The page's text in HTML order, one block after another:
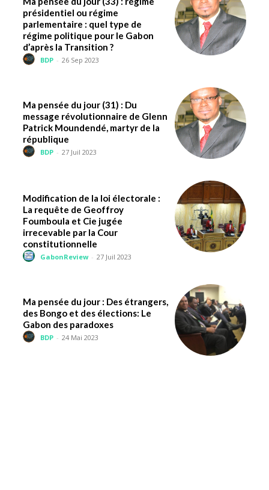
présidentiel ou régime
parlementaire : quel type de
régime politique pour le Gabon
d’après la Transition ?
BDP - 26 Sep 2023
Ma pensée du jour (31) : Du
message révolutionnaire de Glenn
Patrick Moundendé, martyr de la
république
BDP - 27 Juil 2023
Modification de la loi électorale :
La requête de Geoffroy
Foumboula et Cie jugée
irrecevable par la Cour
constitutionnelle
GabonReview - 27 Juil 2023
Ma pensée du jour : Des étrangers,
des Bongo et des élections: Le
Gabon des paradoxes
BDP - 24 Mai 2023